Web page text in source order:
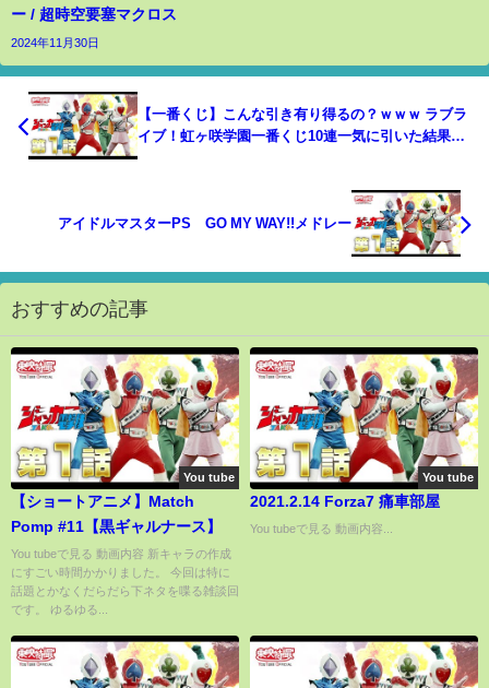
ー / 超時空要塞マクロス
2024年11月30日
【一番くじ】こんな引き有り得るの？ｗｗｗ ラブラ
イブ！虹ヶ咲学園一番くじ10連一気に引いた結果が
アイドルマスターPS GO MY WAY!!メドレー
おすすめの記事
You tube
【ショートアニメ】Match
Pomp #11【黒ギャルナース】
You tubeで見る 動画内容 新キャラの作成
にすごい時間かかりました。 今回は特に
話題とかなくだらだら下ネタを喋る雑談回
です。 ゆるゆる...
You tube
2021.2.14 Forza7 痛車部屋
You tubeで見る 動画内容...